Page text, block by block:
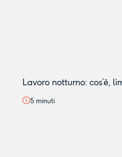
Lavoro notturno: cos’è,
5minuti